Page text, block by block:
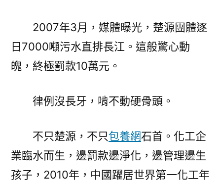
2007年3月，媒體曝光，楚源團體逐
日7000噸污水直排長江。這般驚心動
魄，終極罰款10萬元。
律例沒長牙，啃不動硬骨頭。
不只楚源，不只包養網石首。化工企
業臨水而生，邊罰款邊淨化，邊管理邊生
孩子，2010年，中國躍居世界第一化工年